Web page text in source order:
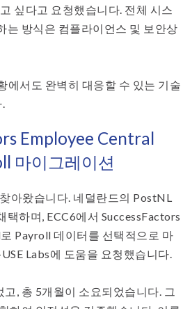
싶다고 요청했습니다. 전체 시스
는 방식은 컴플라이언스 및 보안상
에서도 완벽히 대응할 수 있는 기술
Employee Central
마이그레이션
아왔습니다. 네덜란드의 PostNL
택하며, ECC6에서 SuccessFactors
Payroll 데이터를 선택적으로 마
Labs에 도움을 요청했습니다.
, 총 5개월이 소요되었습니다. 그